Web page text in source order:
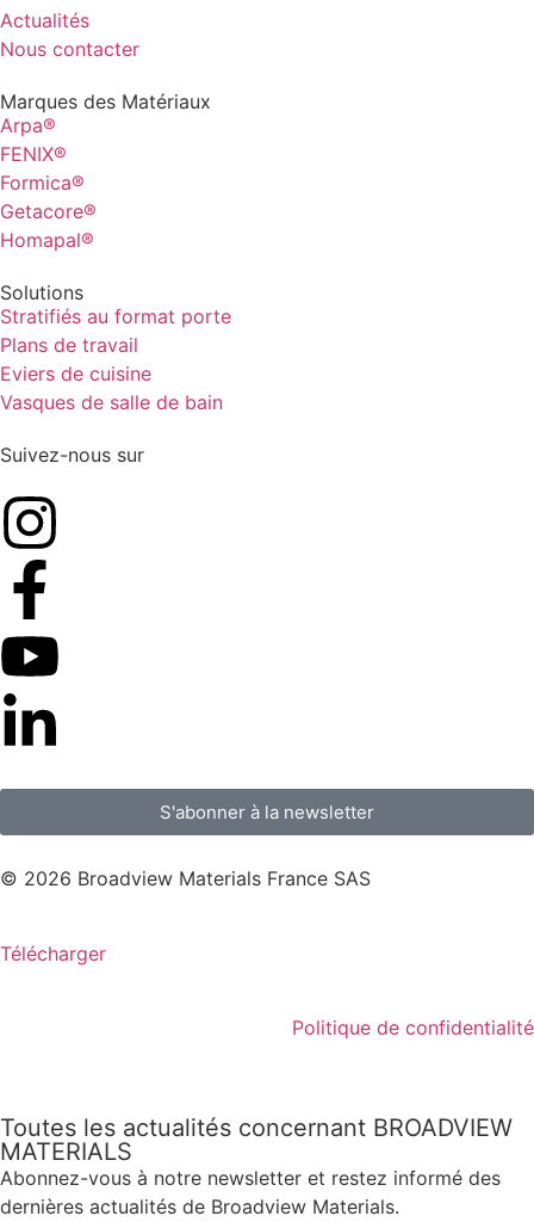
Actualités
Nous contacter
Marques des Matériaux
Arpa®
FENIX®
Formica®
Getacore®
Homapal®
Solutions
Stratifiés au format porte
Plans de travail
Eviers de cuisine
Vasques de salle de bain
Suivez-nous sur
S'abonner à la newsletter
© 2026 Broadview Materials France SAS
Télécharger
Politique de confidentialité
Toutes les actualités concernant BROADVIEW
MATERIALS
Abonnez-vous à notre newsletter et restez informé des
dernières actualités de Broadview Materials.